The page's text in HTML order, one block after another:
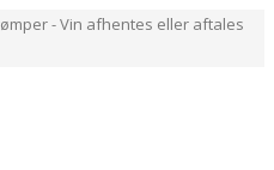
- Vin afhentes eller aftales